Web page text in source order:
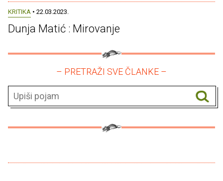
KRITIKA • 22.03.2023.
Dunja Matić : Mirovanje
– PRETRAŽI SVE ČLANKE –